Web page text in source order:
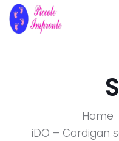
Home
iDO – Cardigan